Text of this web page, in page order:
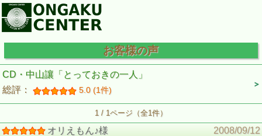
お客様の声
CD・中山讓「とっておきの一人」
総評：
5.0 (1件)
1 / 1ページ（全1件）
オリえもん♪様
2008/09/12